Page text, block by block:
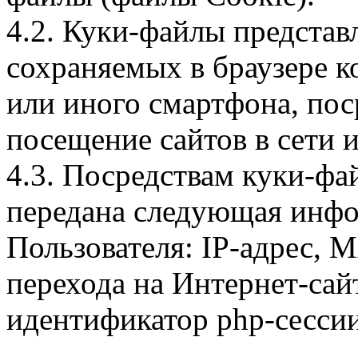
4.2. Куки-файлы
сохраняемых в браузере
или иного смартфона,
посещение сайтов в сети
4.3. Посредствам куки-
передана следующая
Пользователя: IP-адрес,
перехода на Интернет-
идентификатор php-